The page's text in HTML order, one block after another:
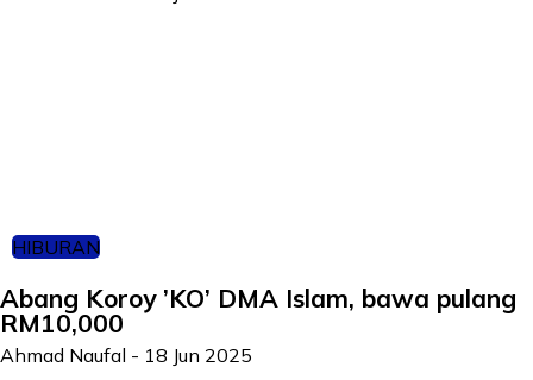
HIBURAN
Abang Koroy ’KO’ DMA Islam, bawa pulang
RM10,000
Ahmad Naufal - 18 Jun 2025